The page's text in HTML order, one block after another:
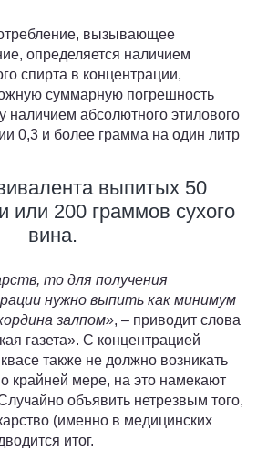
вызывающее
определяется наличием
спирта в концентрации,
суммарную погрешность
наличием абсолютного этилового
0,3 и более грамма на один литр
выпитых 50
или 200 граммов сухого
вина.
то для получения
нужно выпить как минимум
залпом», – приводит слова
газета». С концентрацией
также не должно возникать
крайней мере, на это намекают
объявить нетрезвым того,
(именно в медицинских
итог.